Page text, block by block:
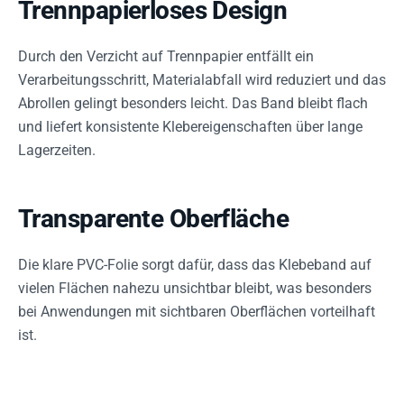
Trennpapierloses Design
Durch den Verzicht auf Trennpapier entfällt ein
Verarbeitungsschritt, Materialabfall wird reduziert und das
Abrollen gelingt besonders leicht. Das Band bleibt flach
und liefert konsistente Klebereigenschaften über lange
Lagerzeiten.
Transparente Oberfläche
Die klare PVC-Folie sorgt dafür, dass das Klebeband auf
vielen Flächen nahezu unsichtbar bleibt, was besonders
bei Anwendungen mit sichtbaren Oberflächen vorteilhaft
ist.